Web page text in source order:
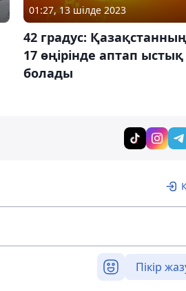
01:27, 13 шілде 2023
42 градус: Қазақстанның
17 өңірінде аптап ыстық
болады
Пікір